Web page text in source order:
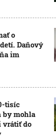
o
Daňový
im
tisíc
by mohla
vrátiť do